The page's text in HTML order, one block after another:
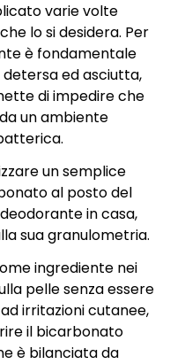
varie volte
lo si desidera. Per
è fondamentale
ed asciutta,
di impedire che
un ambiente
un semplice
al posto del
in casa,
sua granulometria.
ingrediente nei
pelle senza essere
irritazioni cutanee,
il bicarbonato
è bilanciata da